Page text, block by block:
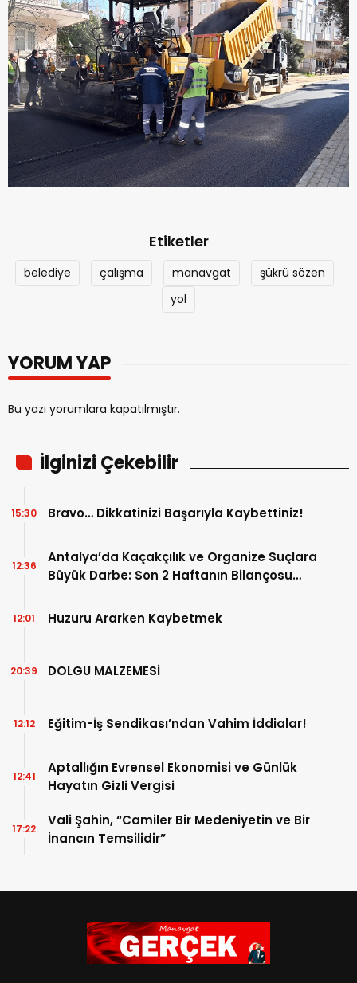
Etiketler
belediye çalışma manavgat
şükrü sözen
yol
YORUM YAP
Bu yazı yorumlara kapatılmıştır.
İlginizi Çekebilir
Bravo… Dikkatinizi Başarıyla Kaybettiniz!
15:30
Antalya’da Kaçakçılık ve Organize Suçlara
Büyük Darbe: Son 2 Haftanın Bilançosu
12:36
Huzuru Ararken Kaybetmek
12:01
DOLGU MALZEMESİ
20:39
Eğitim-İş Sendikası’ndan Vahim İddialar!
12:12
Aptallığın Evrensel Ekonomisi ve Günlük
Hayatın Gizli Vergisi
12:41
Vali Şahin, “Camiler Bir Medeniyetin ve Bir
İnancın Temsilidir”
17:22